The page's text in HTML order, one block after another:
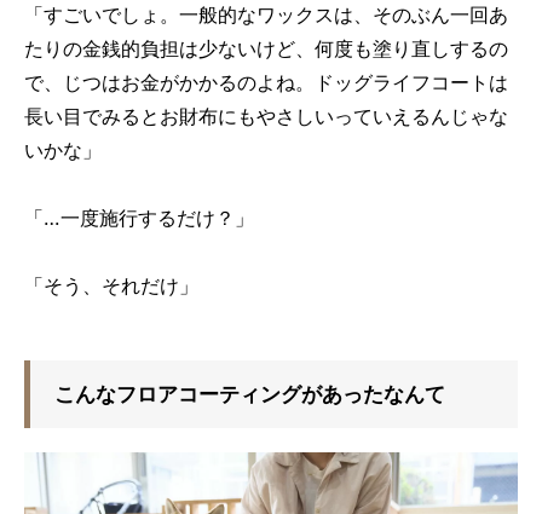
「すごいでしょ。一般的なワックスは、そのぶん一回あ
たりの金銭的負担は少ないけど、何度も塗り直しするの
で、じつはお金がかかるのよね。ドッグライフコートは
長い目でみるとお財布にもやさしいっていえるんじゃな
いかな」
「…一度施行するだけ？」
「そう、それだけ」
こんなフロアコーティングがあったなんて